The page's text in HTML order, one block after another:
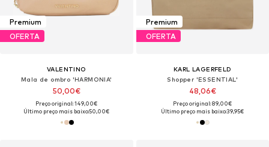
Premium
OFERTA
VALENTINO
Mala de ombro 'HARMONIA'
50,00€
Preço original: 149,00€
Último preço mais baixo:50,00€
Premium
OFERTA
KARL LAGERFELD
Shopper 'ESSENTIAL'
48,06€
Preço original: 89,00€
Último preço mais baixo:39,95€